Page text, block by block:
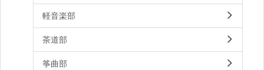
軽音楽部
茶道部
筝曲部